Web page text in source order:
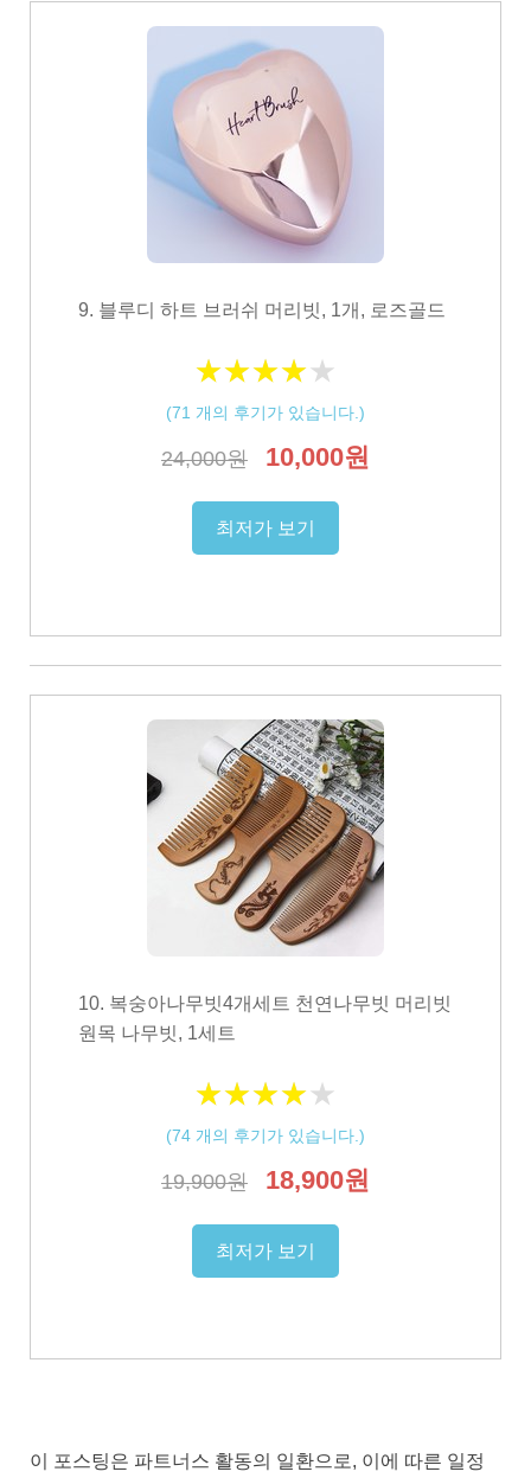
9. 블루디 하트 브러쉬 머리빗, 1개, 로즈골드
★★★★★
★★★★★
(71 개의 후기가 있습니다.)
24,000원 10,000원
최저가 보기
10. 복숭아나무빗4개세트 천연나무빗 머리빗
원목 나무빗, 1세트
★★★★★
★★★★★
(74 개의 후기가 있습니다.)
19,900원 18,900원
최저가 보기
이 포스팅은 파트너스 활동의 일환으로, 이에 따른 일정